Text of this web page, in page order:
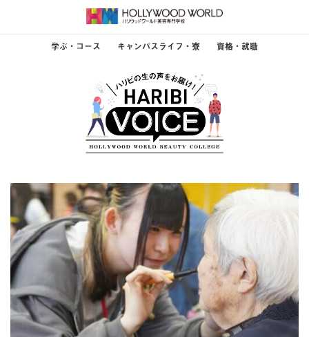
学ぶ・コース キャンパスライフ・寮 資格・就職